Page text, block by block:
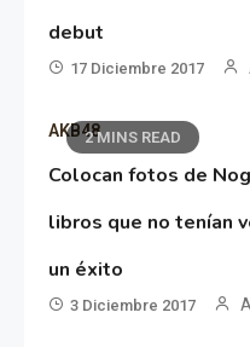
debut
17 Diciembre 2017
2 MINS READ
AKB48
Colocan fotos de
libros que no tenían
un éxito
3 Diciembre 2017